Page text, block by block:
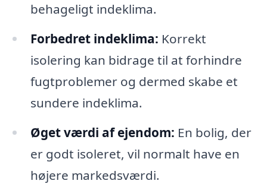
behageligt indeklima.
Forbedret indeklima: Korrekt
isolering kan bidrage til at forhindre
fugtproblemer og dermed skabe et
sundere indeklima.
Øget værdi af ejendom: En bolig, der
er godt isoleret, vil normalt have en
højere markedsværdi.